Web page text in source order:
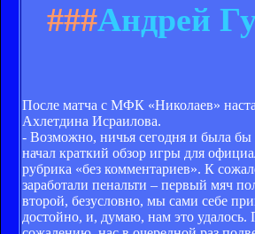
###Андрей
После матча с МФК «Николаев»
Ахлетдина Исраилова.
- Возможно, ничья сегодня и была бы
начал краткий обзор игры для
рубрика «без комментариев». К
заработали пенальти – первый мяч
второй, безусловно, мы сами себе
достойно, и, думаю, нам это удалось.